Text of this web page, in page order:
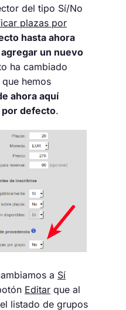
del tipo Sí/No
plazas por
hasta ahora
agregar un nuevo
ha cambiado
hemos
ahora aquí
por defecto.
a Sí
Editar que al
listado de grupos